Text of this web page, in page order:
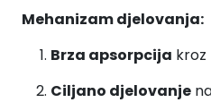
Mehanizam djelovanja:
Brza apsorpcija kroz
Ciljano djelovanje